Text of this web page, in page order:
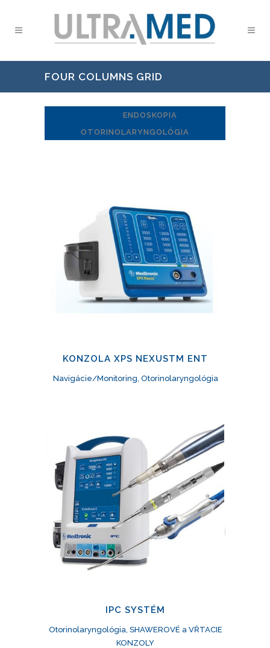
FOUR COLUMNS GRID
ENDOSKOPIA
OTORINOLARYNGOLÓGIA
KONZOLA XPS NEXUSTM ENT
Navigácie/Monitoring, Otorinolaryngológia
IPC SYSTÉM
Otorinolaryngológia, SHAWEROVÉ a VŔTACIE
KONZOLY